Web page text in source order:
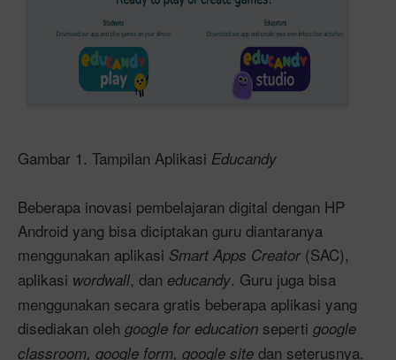
Gambar 1. Tampilan Aplikasi Educandy
Beberapa inovasi pembelajaran digital dengan HP
Android yang bisa diciptakan guru diantaranya
menggunakan aplikasi Smart Apps Creator(SAC),
aplikasi wordwall, dan educandy. Guru juga bisa
menggunakan secara gratis beberapa aplikasi yang
disediakan oleh google for education seperti google
classroom, google form, google site dan seterusnya.